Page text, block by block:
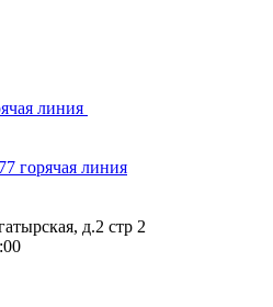
линия
горячая линия
д.2 стр 2